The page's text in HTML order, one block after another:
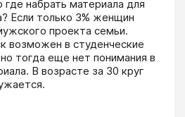
где набрать материала для
Если только 3% женщин
проекта семьи.
возможен в студенческие
тогда еще нет понимания в
В возрасте за 30 круг